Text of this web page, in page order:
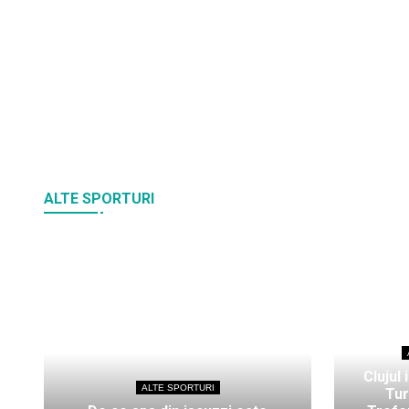
ALTE SPORTURI
ALTE SPORTURI
Clujul